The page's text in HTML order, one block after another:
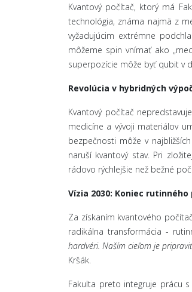
Kvantový počítač, ktorý má
technológia, známa najmä z
vyžadujúcim extrémne
môžeme spin vnímať ako
superpozície môže byť qubit v
Revolúcia v hybridných
Kvantový počítač
medicíne a vývoji materiálov
bezpečnosti môže v
naruší kvantový stav. Pri
rádovo rýchlejšie než bežné
Vízia 2030: Koniec
Za získaním kvantového
radikálna transformácia -
hardvéri. Naším cieľom je
Kršák.
Fakulta preto integruje prácu